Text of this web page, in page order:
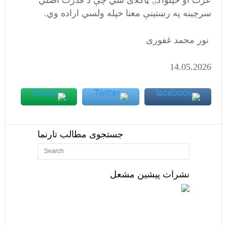
سرچینه په رښتینې معنا خپله ولسي اراده وي.
نور محمد غفوری
14.05.2026
جستجوی مطالب تارنما
نشرات پیشین مشعل